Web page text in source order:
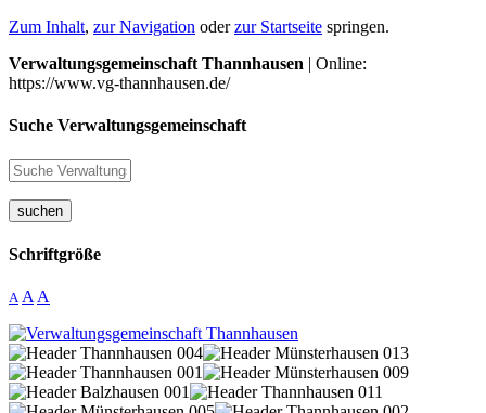
Zum Inhalt, zur Navigation oderzur Startseite springen.
Verwaltungsgemeinschaft Thannhausen | Online:
https://www.vg-thannhausen.de/
Suche Verwaltungsgemeinschaft
suchen
Schriftgröße
A A A